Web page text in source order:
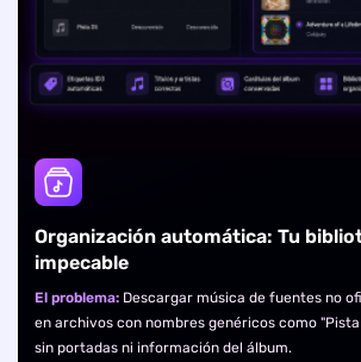
Organización automática: Tu
impecable
El problema: Descargar música de fuentes no
en archivos con nombres genéricos como "Pista
sin portadas ni información del álbum.